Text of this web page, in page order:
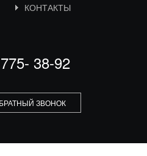
КОНТАКТЫ
38-92
ЗВОНОК